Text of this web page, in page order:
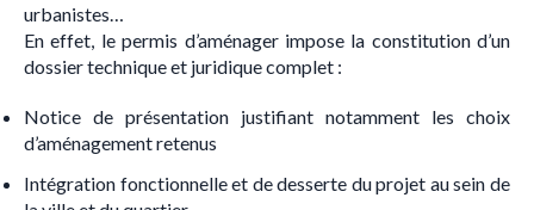
urbanistes…
En effet, le permis d’aménager impose la constitution d’un
dossier technique et juridique complet :
Notice de présentation justifiant notamment les choix
d’aménagement retenus
Intégration fonctionnelle et de desserte du projet au sein de